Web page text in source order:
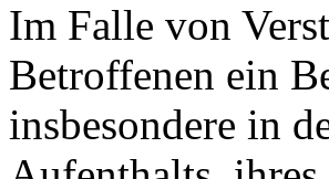
Im Falle von
Betroffenen ein
insbesondere in